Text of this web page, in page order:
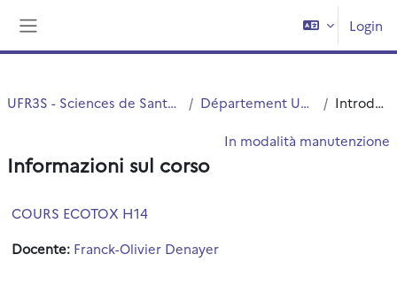
Login
UFR3S - Sciences de Santé et du Sport Département UFR3S - ILIS Introduzione
In modalità manutenzione
Informazioni sul corso
COURS ECOTOX H14
Docente: Franck-Olivier Denayer